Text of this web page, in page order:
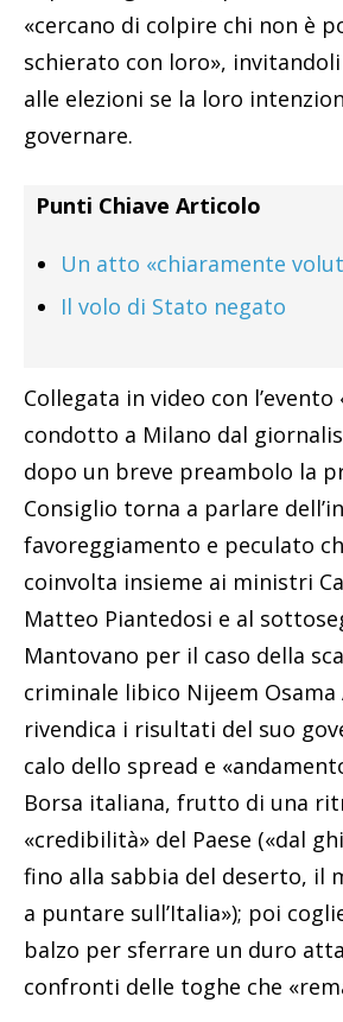
«cercano di colpire chi non è
schierato con loro»,
alle elezioni se la loro
governare.
Punti Chiave Articolo
Un atto «chiaramente
Il volo di Stato negato
Collegata in video con l’evento
condotto a Milano dal
dopo un breve preambolo la
Consiglio torna a parlare
favoreggiamento e peculato
coinvolta insieme ai ministri
Matteo Piantedosi e al
Mantovano per il caso della
criminale libico Nijeem Osama
rivendica i risultati del suo
calo dello spread e
Borsa italiana, frutto di una
«credibilità» del Paese («dal
fino alla sabbia del deserto, il
a puntare sull’Italia»); poi
balzo per sferrare un duro
confronti delle toghe che